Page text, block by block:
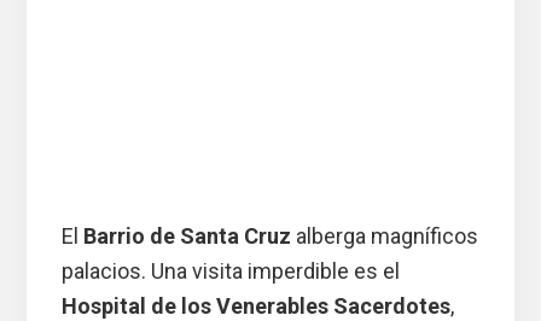
El Barrio de Santa Cruz alberga magníficos
palacios. Una visita imperdible es el
Hospital de los Venerables Sacerdotes,